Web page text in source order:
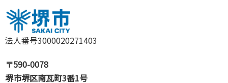
法人番号3000020271403
〒590-0078
堺市堺区南瓦町3番1号